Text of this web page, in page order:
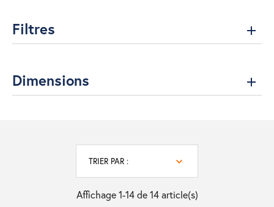
Filtres
Dimensions
TRIER PAR :
Affichage 1-14 de 14 article(s)